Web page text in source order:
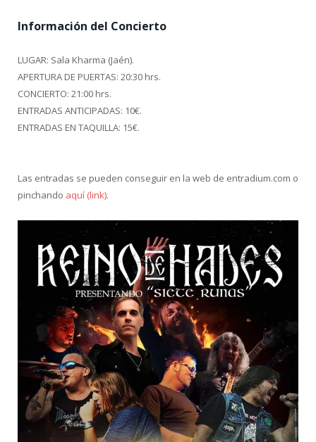
Información del Concierto
LUGAR: Sala Kharma (Jaén).
APERTURA DE PUERTAS: 20:30 hrs.
CONCIERTO: 21:00 hrs.
ENTRADAS ANTICIPADAS: 10€.
ENTRADAS EN TAQUILLA: 15€.
Las entradas se pueden conseguir en la web de entradium.com o
pinchando aquí (link).